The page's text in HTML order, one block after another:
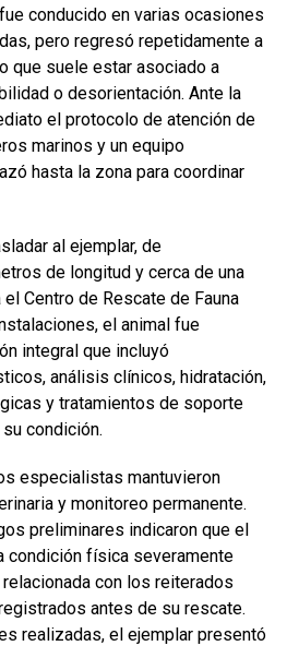
conducido en varias ocasiones
pero regresó repetidamente a
que suele estar asociado a
o desorientación. Ante la
el protocolo de atención de
marinos y un equipo
hasta la zona para coordinar
al ejemplar, de
de longitud y cerca de una
Centro de Rescate de Fauna
el animal fue
integral que incluyó
análisis clínicos, hidratación,
y tratamientos de soporte
condición.
especialistas mantuvieron
y monitoreo permanente.
preliminares indicaron que el
condición física severamente
con los reiterados
antes de su rescate.
realizadas, el ejemplar presentó